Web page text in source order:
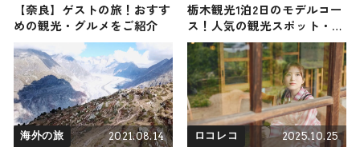
【奈良】ゲストの旅！おすす
めの観光・グルメをご紹介
栃木観光1泊2日のモデルコー
ス！人気の観光スポット・名
所を満喫できる王道の旅程を
紹介
海外の旅 2021.08.14 ロコレコ 2025.10.25